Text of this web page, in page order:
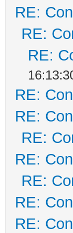
RE:
RE:
RE:
RE:
RE:
RE:
RE:
RE:
RE:
RE: